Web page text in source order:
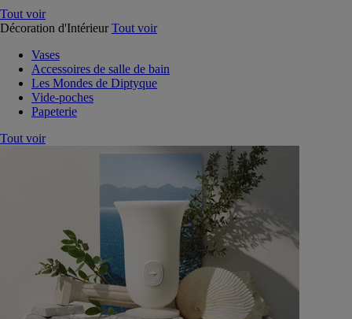
Tout voir
Décoration d'Intérieur Tout voir
Vases
Accessoires de salle de bain
Les Mondes de Diptyque
Vide-poches
Papeterie
Tout voir